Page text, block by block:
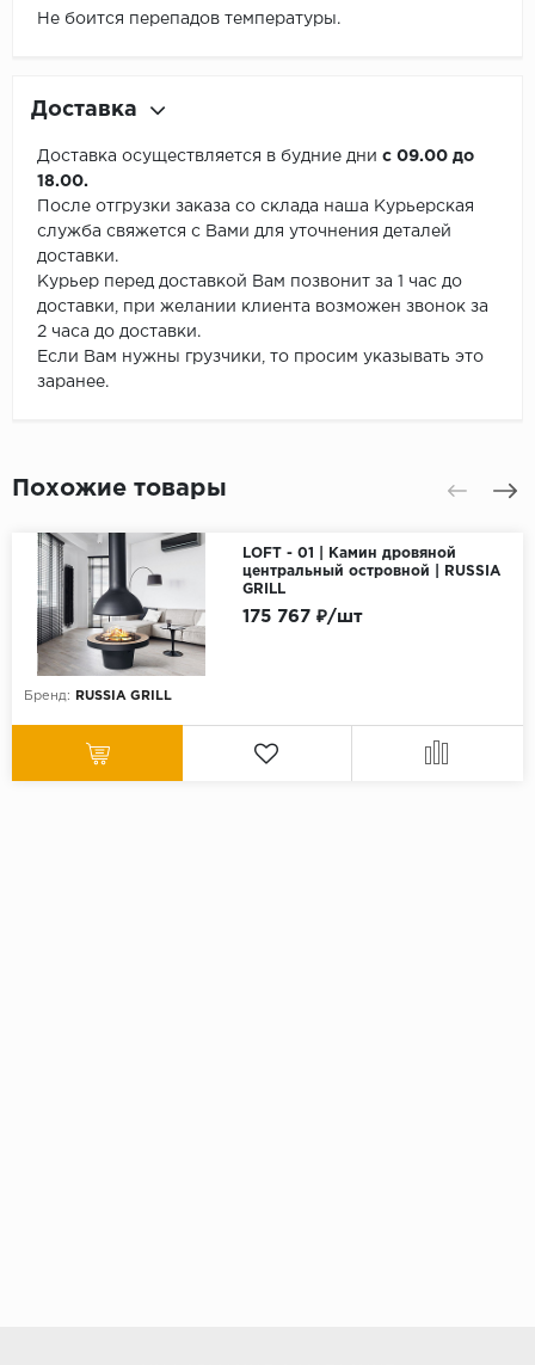
Не боится перепадов температуры.
Доставка
Доставка осуществляется в будние дни с 09.00 до
18.00.
После отгрузки заказа со склада наша Курьерская
служба свяжется с Вами для уточнения деталей
доставки.
Курьер перед доставкой Вам позвонит за 1 час до
доставки, при желании клиента возможен звонок за
2 часа до доставки.
Если Вам нужны грузчики, то просим указывать это
заранее.
Похожие товары
LOFT - 01 | Камин дровяной
центральный островной | RUSSIA
GRILL
Бренд: RUSSIA GRILL
175 767 ₽/шт